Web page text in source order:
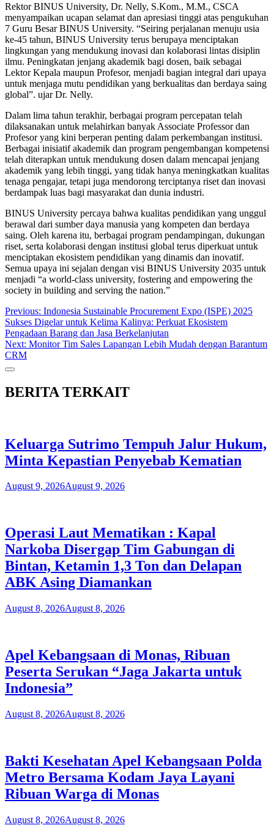
Rektor BINUS University, Dr. Nelly, S.Kom., M.M., CSCA
menyampaikan ucapan selamat dan apresiasi tinggi atas pengukuhan
7 Guru Besar BINUS University. “Seiring perjalanan menuju usia
ke-45 tahun, BINUS University terus berupaya menciptakan
lingkungan yang mendukung inovasi dan kolaborasi lintas disiplin
ilmu. Peningkatan jenjang akademik bagi dosen, baik sebagai
Lektor Kepala maupun Profesor, menjadi bagian integral dari upaya
untuk menjaga mutu pendidikan yang berkualitas dan berdaya saing
global”. ujar Dr. Nelly.
Dalam lima tahun terakhir, berbagai program percepatan telah
dilaksanakan untuk melahirkan banyak Associate Professor dan
Profesor yang kini berperan penting dalam perkembangan institusi.
Berbagai inisiatif akademik dan program pengembangan kompetensi
telah diterapkan untuk mendukung dosen dalam mencapai jenjang
akademik yang lebih tinggi, yang tidak hanya meningkatkan kualitas
tenaga pengajar, tetapi juga mendorong terciptanya riset dan inovasi
berdampak luas bagi masyarakat dan dunia industri.
BINUS University percaya bahwa kualitas pendidikan yang unggul
berawal dari sumber daya manusia yang kompeten dan berdaya
saing. Oleh karena itu, berbagai program pendampingan, dukungan
riset, serta kolaborasi dengan institusi global terus diperkuat untuk
menciptakan ekosistem pendidikan yang dinamis dan inovatif.
Semua upaya ini sejalan dengan visi BINUS University 2035 untuk
menjadi “a world-class university, fostering and empowering the
society in building and serving the nation.”
Post
navigation
Previous: Indonesia Sustainable Procurement Expo (ISPE) 2025
Sukses Digelar untuk Kelima Kalinya: Perkuat Ekosistem
Pengadaan Barang dan Jasa Berkelanjutan
Next: Monitor Tim Sales Lapangan Lebih Mudah dengan Barantum
CRM
BERITA TERKAIT
Keluarga Sutrimo Tempuh Jalur Hukum,
Minta Kepastian Penyebab Kematian
August 9, 2026August 9, 2026
Operasi Laut Mematikan : Kapal
Narkoba Disergap Tim Gabungan di
Bintan, Ketamin 1,3 Ton dan Delapan
ABK Asing Diamankan
August 8, 2026August 8, 2026
Apel Kebangsaan di Monas, Ribuan
Peserta Serukan “Jaga Jakarta untuk
Indonesia”
August 8, 2026August 8, 2026
Bakti Kesehatan Apel Kebangsaan Polda
Metro Bersama Kodam Jaya Layani
Ribuan Warga di Monas
August 8, 2026August 8, 2026